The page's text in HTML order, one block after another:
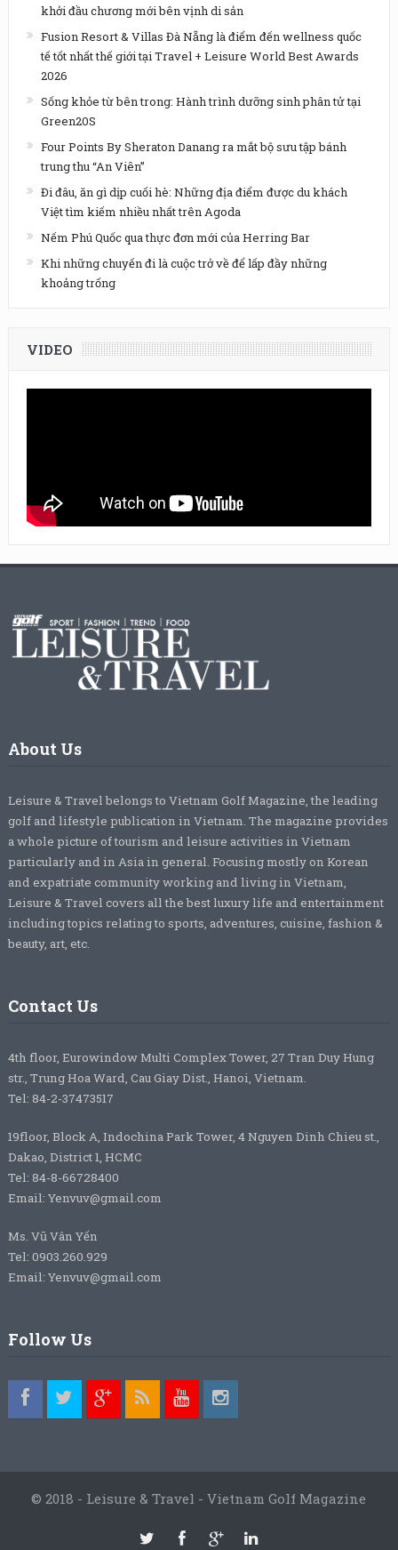
khởi đầu chương mới bên vịnh di sản
Fusion Resort & Villas Đà Nẵng là điểm đến wellness quốc
tế tốt nhất thế giới tại Travel + Leisure World Best Awards
2026
Sống khỏe từ bên trong: Hành trình dưỡng sinh phân tử tại
Green20S
Four Points By Sheraton Danang ra mắt bộ sưu tập bánh
trung thu “An Viên”
Đi đâu, ăn gì dịp cuối hè: Những địa điểm được du khách
Việt tìm kiếm nhiều nhất trên Agoda
Nếm Phú Quốc qua thực đơn mới của Herring Bar
Khi những chuyến đi là cuộc trở về để lấp đầy những
khoảng trống
VIDEO
About Us
Leisure & Travel belongs to Vietnam Golf Magazine, the leading
golf and lifestyle publication in Vietnam. The magazine provides
a whole picture of tourism and leisure activities in Vietnam
particularly and in Asia in general. Focusing mostly on Korean
and expatriate community working and living in Vietnam,
Leisure & Travel covers all the best luxury life and entertainment
including topics relating to sports, adventures, cuisine, fashion &
beauty, art, etc.
Contact Us
4th floor, Eurowindow Multi Complex Tower, 27 Tran Duy Hung
str., Trung Hoa Ward, Cau Giay Dist., Hanoi, Vietnam.
Tel: 84-2-37473517
19floor, Block A, Indochina Park Tower, 4 Nguyen Dinh Chieu st.,
Dakao, District 1, HCMC
Tel: 84-8-66728400
Email: Yenvuv@gmail.com
Ms. Vũ Vân Yến
Tel: 0903.260.929
Email: Yenvuv@gmail.com
Follow Us
© 2018 - Leisure & Travel - Vietnam Golf Magazine